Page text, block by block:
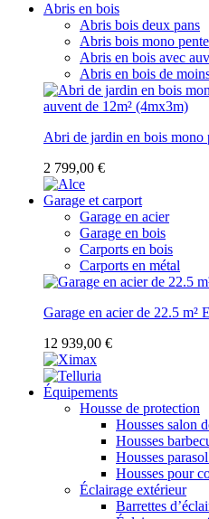
Abris en bois
Abris bois deux pans
Abris bois mono pente
Abris en bois avec
Abris en bois de
Abri de jardin en bois mono
2 799,00 €
Garage et carport
Garage en acier
Garage en bois
Carports en bois
Carports en métal
Garage en acier de 22.5 m²
12 939,00 €
Équipements
Housse de protection
Housses salon
Housses
Housses
Housses pour
Éclairage extérieur
Barrettes